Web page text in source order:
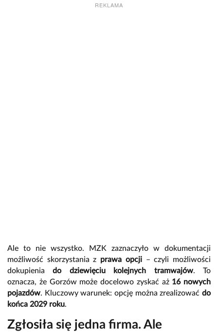
REKLAMA
Ale to nie wszystko. MZK zaznaczyło w dokumentacji
możliwość skorzystania z prawa opcji– czyli możliwości
dokupieniado dziewięciu kolejnych tramwajów. To
oznacza, że Gorzów może docelowo zyskać aż 16 nowych
pojazdów. Kluczowy warunek: opcję można zrealizować do
końca 2029 roku.
Zgłosiła się jedna firma. Ale